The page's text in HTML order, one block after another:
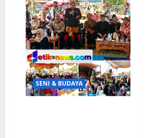
SENI & BUDAYA